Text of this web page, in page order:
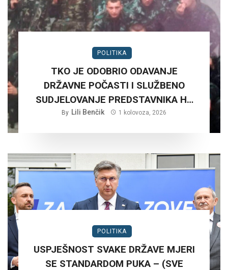
POLITIKA
TKO JE ODOBRIO ODAVANJE
DRŽAVNE POČASTI I SLUŽBENO
SUDJELOVANJE PREDSTAVNIKA HV
NA RUŠNJAKU KOD BADERNE 27,
By Lili Benčik 1 kolovoza, 2026
POLITIKA
USPJEŠNOST SVAKE DRŽAVE MJERI
SE STANDARDOM PUKA – (SVE